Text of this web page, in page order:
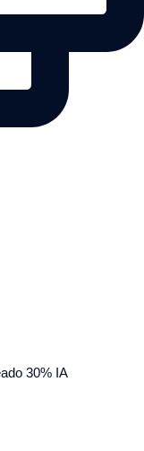
30% IA